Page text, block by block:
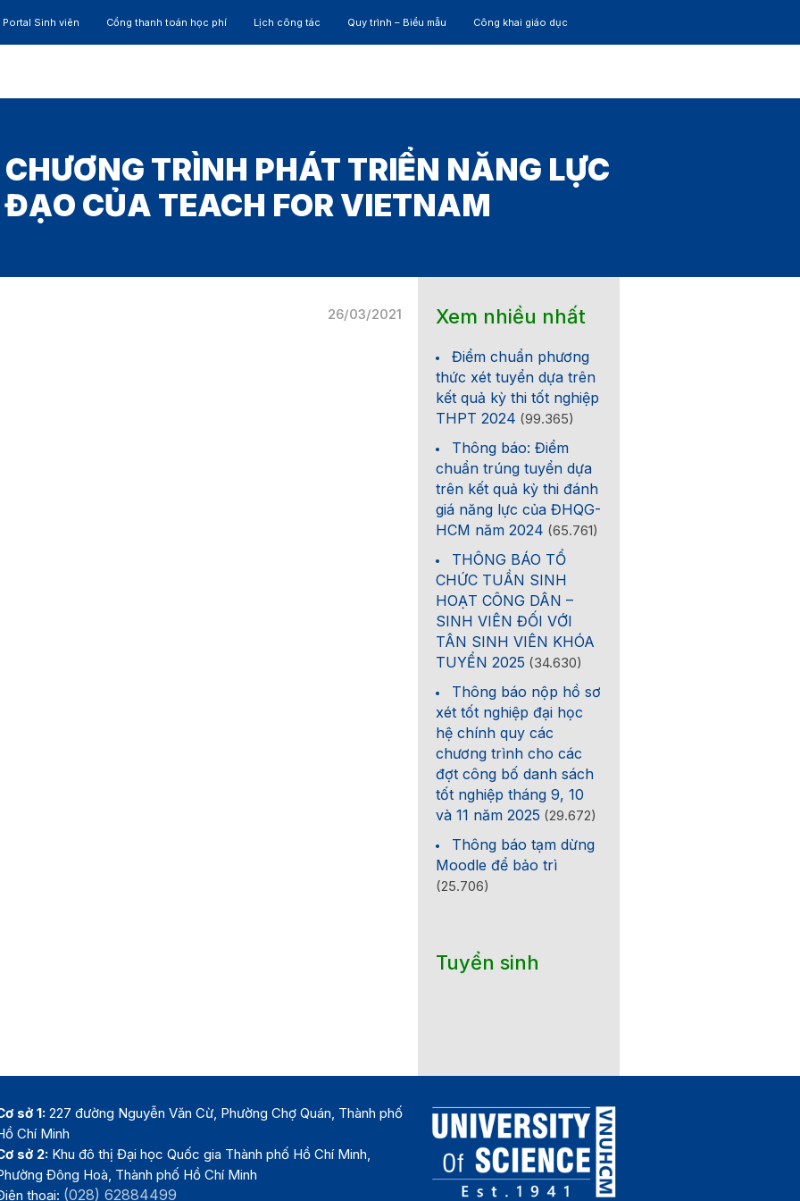
Portal Sinh viên Cổng thanh toán học phí Lịch công tác Quy trình – Biểu mẫu Công khai giáo dục
TRÌNH PHÁT TRIỂN NĂNG LỰC
CỦA TEACH FOR VIETNAM
26/03/2021 Xem nhiều nhất
Điểm chuẩn phương
thức xét tuyển dựa trên
kết quả kỳ thi tốt nghiệp
THPT 2024 (99.365)
Thông báo: Điểm
chuẩn trúng tuyển dựa
trên kết quả kỳ thi đánh
giá năng lực của ĐHQG-
HCM năm 2024 (65.761)
THÔNG BÁO TỔ
CHỨC TUẦN SINH
HOẠT CÔNG DÂN –
SINH VIÊN ĐỐI VỚI
TÂN SINH VIÊN KHÓA
TUYỂN 2025 (34.630)
Thông báo nộp hồ sơ
xét tốt nghiệp đại học
hệ chính quy các
chương trình cho các
đợt công bố danh sách
tốt nghiệp tháng 9, 10
và 11 năm 2025 (29.672)
Thông báo tạm dừng
Moodle để bảo trì
(25.706)
Tuyển sinh
sở 1: 227 đường Nguyễn Văn Cừ, Phường Chợ Quán, Thành phố
Chí Minh
sở 2: Khu đô thị Đại học Quốc gia Thành phố Hồ Chí Minh,
Đông Hoà, Thành phố Hồ Chí Minh
thoại: (028) 62884499